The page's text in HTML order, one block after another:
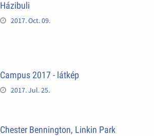
Házibuli
2017. Oct. 09.
Campus 2017 - látkép
2017. Jul. 25.
Chester Bennington, Linkin Park